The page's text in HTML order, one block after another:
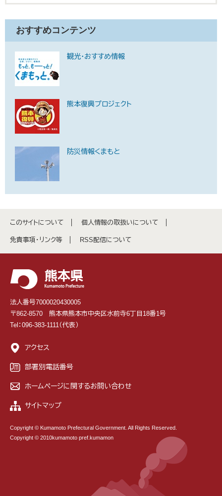
おすすめコンテンツ
観光・おすすめ情報
熊本復興プロジェクト
防災情報くまもと
このサイトについて 個人情報の取扱いについて
免責事項・リンク等 RSS配信について
法人番号7000020430005
〒862-8570 熊本県熊本市中央区水前寺6丁目18番1号
Tel：096-383-1111（代表）
アクセス
部署別電話番号
ホームページに関するお問い合わせ
サイトマップ
Copyright © Kumamoto Prefectural Government. All Rights Reserved.
Copyright © 2010kumamoto pref.kumamon